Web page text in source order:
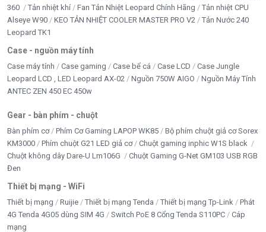
360
Tản nhiệt khí Fan Tản Nhiệt Leopard Chính Hãng
Tản nhiệt CPU
Alseye W90
KEO TẢN NHIỆT COOLER MASTER PRO V2
Tản Nước 240
Leopard TK1
Case - nguồn máy tính
Case máy tính Case gaming Case bể cá Case LCD
Case Jungle
Leopard LCD , LED Leopard AX-02
Nguồn 750W AIGO
Nguồn Máy Tính
ANTEC ZEN 450 EC 450w
Gear - bàn phím - chuột
Bàn phím cơ Phím Cơ Gaming LAPOP WK85
Bộ phím chuột giả cơ Sorex
KM3000
Phím chuột G21 LED giả cơ
Chuột gaming inphic W1S black
Chuột không dây Dare-U Lm106G
Chuột Gaming G-Net GM103 USB RGB
Đen
Thiết bị mạng - WiFi
Thiết bị mạng Ruijie Thiết bị mạng Tenda Thiết bị mạng Tp-Link
Phát
4G Tenda 4G05 dùng SIM 4G
Switch PoE 8 Cổng Tenda S110PC
Cáp
mạng